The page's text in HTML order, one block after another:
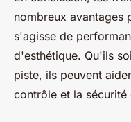
nombreux avantages
s'agisse de
d'esthétique. Qu'ils
piste, ils peuvent
contrôle et la